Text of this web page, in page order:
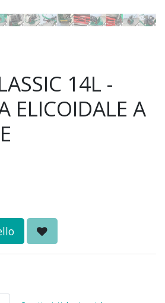
14L -
ELICOIDALE A